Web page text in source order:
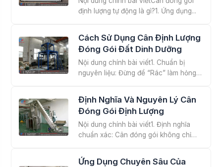
định lượng tự động là gì?1. Ứng dụng...
Cách Sử Dụng Cân Định Lượng
Đóng Gói Đất Dinh Dưỡng
Nội dung chính bài viết1. Chuẩn bị
nguyên liệu: Đừng để “Rác” làm hỏng
Định Nghĩa Và Nguyên Lý Cân
Đóng Gói Định Lượng
Nội dung chính bài viết1. Định nghĩa
chuẩn xác: Cân đóng gói không chỉ
Ứng Dụng Chuyên Sâu Của